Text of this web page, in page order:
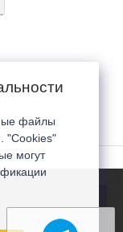
файлы
"Cookies"
могут